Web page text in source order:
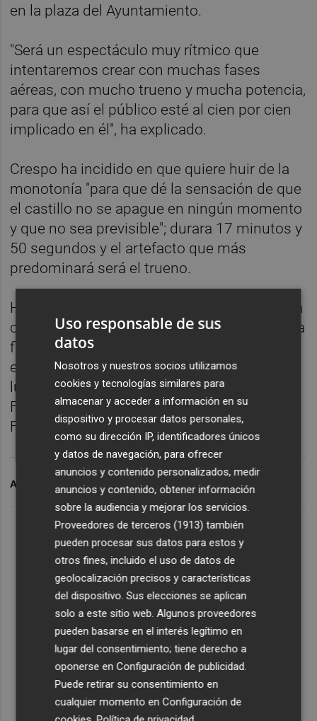
en la plaza del Ayuntamiento.
"Será un espectáculo muy rítmico que
intentaremos crear con muchas fases
aéreas, con mucho trueno y mucha potencia,
para que así el público esté al cien por cien
implicado en él", ha explicado.
Crespo ha incidido en que quiere huir de la
monotonía "para que dé la sensación de que
el castillo no se apague en ningún momento
y que no sea previsible"; durara 17 minutos y
50 segundos y el artefacto que más
predominará será el trueno.
Ha contado que el montaje del disparo se ha
comenzado sobre las tres de la mañana para
finalizar "antes de hacerse de día", por lo que
el puente de Monteolivete, donde tienen
lugar los castillos de fuegos artificiales de
Fallas, ya luce toda la artillería de la Nit del
Foc.
ARCHIVADO EN LA NIT DEL FOC FALLAS
Uso responsable de sus
datos
Nosotros y nuestros socios utilizamos
cookies y tecnologías similares para
almacenar y acceder a información en su
dispositivo y procesar datos personales,
como su dirección IP, identificadores únicos
y datos de navegación, para ofrecer
anuncios y contenido personalizados, medir
anuncios y contenido, obtener información
sobre la audiencia y mejorar los servicios.
Proveedores de terceros (1913) también
pueden procesar sus datos para estos y
otros fines, incluido el uso de datos de
geolocalización precisos y características
del dispositivo. Sus elecciones se aplican
solo a este sitio web. Algunos proveedores
pueden basarse en el interés legítimo en
lugar del consentimiento; tiene derecho a
oponerse enConfiguración de publicidad.
Puede retirar su consentimiento en
cualquier momento enConfiguración de